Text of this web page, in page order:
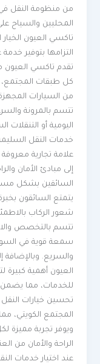
من منظومة النقل في
المحليين والسياح
تاكسي العيون
التزامها بتوفير خدمة
تقدم تاكسي العيون
كل طبقات المجتمع،
من السيارات المجهزة
تتسم بالمرونة
اليومية أو التنقلات
خدمات النقل السليمة
علامة تجارية معروفة
إلى مبادئ الأمان
السائقين بشكل
يتمتع السائقون بخبرة
شعور الركاب
تتسم بالتخصص
سمعة قوية في السوق،
والسريع. وبالإضافة
العيون أهمية كبيرة
للخدمات، مما يضمن
تحسين خيارات النقل
المجتمع الكويتي،
ويوفر تجربة مميزة لكل
الراحة والأمان من
عند اختيار خدمات